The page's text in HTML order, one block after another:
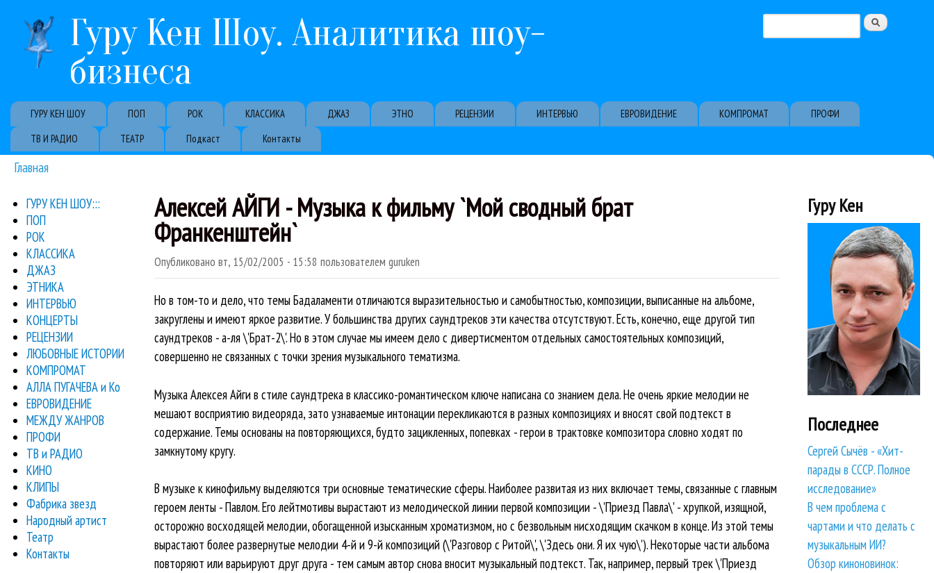
Гуру Кен Шоу. Аналитика шоу-
бизнеса
Форма поиска
Primary links
ГУРУ КЕН ШОУ ПОП РОК КЛАССИКА ДЖАЗ ЭТНО РЕЦЕНЗИИ ИНТЕРВЬЮ ЕВРОВИДЕНИЕ КОМПРОМАТ
ПРОФИ
ТВ И РАДИО
ТЕАТР Подкаст Контакты
Вы здесь
Главная
Алексей АЙГИ - Музыка к фильму `Мой сводный брат
Франкенштейн`
Опубликовано вт, 15/02/2005 - 15:58 пользователем guruken
Но в том-то и дело, что темы Бадаламенти отличаются выразительностью и самобытностью, композиции, выписанные на альбоме,
закруглены и имеют яркое развитие. У большинства других саундтреков эти качества отсутствуют. Есть, конечно, еще другой тип
саундтреков - а-ля \'Брат-2\'. Но в этом случае мы имеем дело с дивертисментом отдельных самостоятельных композиций,
совершенно не связанных с точки зрения музыкального тематизма.
Музыка Алексея Айги в стиле саундтрека в классико-романтическом ключе написана со знанием дела. Не очень яркие мелодии не
мешают восприятию видеоряда, зато узнаваемые интонации перекликаются в разных композициях и вносят свой подтекст в
содержание. Темы основаны на повторяющихся, будто зацикленных, попевках - герои в трактовке композитора словно ходят по
замкнутому кругу.
В музыке к кинофильму выделяются три основные тематические сферы. Наиболее развитая из них включает темы, связанные с главным
героем ленты - Павлом. Его лейтмотивы вырастают из мелодической линии первой композиции - \'Приезд Павла\' - хрупкой, изящной,
осторожно восходящей мелодии, обогащенной изысканным хроматизмом, но с безвольным нисходящим скачком в конце. Из этой темы
вырастают более развернутые мелодии 4-й и 9-й композиций (\'Разговор с Ритой\', \'Здесь они. Я их чую\'). Некоторые части альбома
повторяют или варьируют друг друга - тем самым автор снова вносит музыкальный подтекст. Так, например, первый трек \'Приезд
ГУРУ КЕН ШОУ:::
ПОП
РОК
КЛАССИКА
ДЖАЗ
ЭТНИКА
ИНТЕРВЬЮ
КОНЦЕРТЫ
РЕЦЕНЗИИ
ЛЮБОВНЫЕ ИСТОРИИ
КОМПРОМАТ
АЛЛА ПУГАЧЕВА и Ко
ЕВРОВИДЕНИЕ
МЕЖДУ ЖАНРОВ
ПРОФИ
ТВ и РАДИО
КИНО
КЛИПЫ
Фабрика звезд
Народный артист
Театр
Контакты
Гуру Кен
Последнее
Сергей Сычёв - «Хит-
парады в СССР. Полное
исследование»
В чем проблема с
чартами и что делать с
музыкальным ИИ?
Обзор киноновинок: